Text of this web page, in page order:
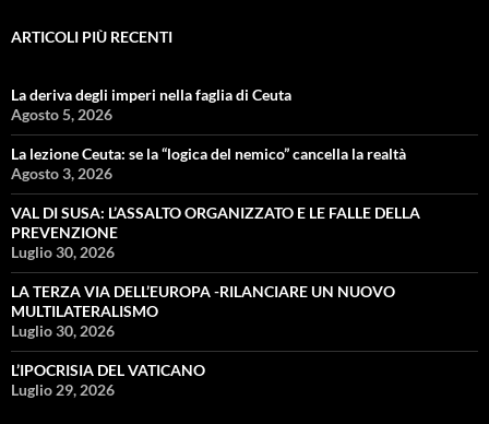
ARTICOLI PIÙ RECENTI
La deriva degli imperi nella faglia di Ceuta
Agosto 5, 2026
La lezione Ceuta: se la “logica del nemico” cancella la realtà
Agosto 3, 2026
VAL DI SUSA: L’ASSALTO ORGANIZZATO E LE FALLE DELLA
PREVENZIONE
Luglio 30, 2026
LA TERZA VIA DELL’EUROPA -RILANCIARE UN NUOVO
MULTILATERALISMO
Luglio 30, 2026
L’IPOCRISIA DEL VATICANO
Luglio 29, 2026